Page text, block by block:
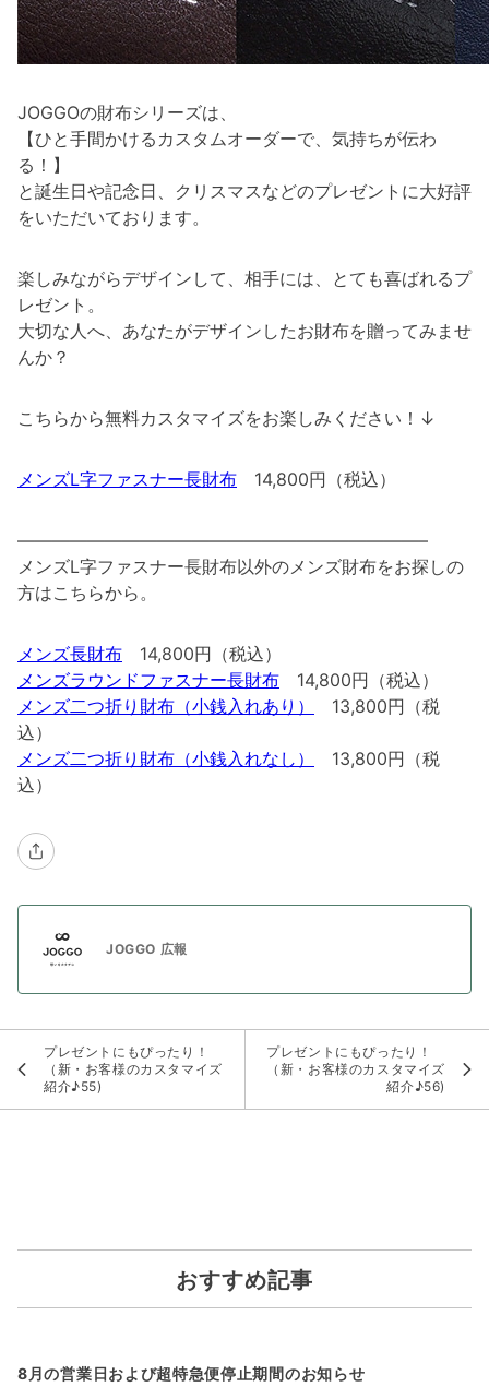
JOGGOの財布シリーズは、
【ひと手間かけるカスタムオーダーで、気持ちが伝わ
る！】
と誕生日や記念日、クリスマスなどのプレゼントに大好評
をいただいております。
楽しみながらデザインして、相手には、とても喜ばれるプ
レゼント。
大切な人へ、あなたがデザインしたお財布を贈ってみませ
んか？
こちらから無料カスタマイズをお楽しみください！↓
メンズL字ファスナー長財布 14,800円（税込）
———————————————————————–
メンズL字ファスナー長財布以外のメンズ財布をお探しの
方はこちらから。
メンズ長財布 14,800円（税込）
メンズラウンドファスナー長財布 14,800円（税込）
メンズ二つ折り財布（小銭入れあり）
13,800円（税
込）
メンズ二つ折り財布（小銭入れなし）
13,800円（税
込）
JOGGO 広報
プレゼントにもぴったり！
（新・お客様のカスタマイズ
紹介♪55)
プレゼントにもぴったり！
（新・お客様のカスタマイズ
紹介♪56)
おすすめ記事
8月の営業日および超特急便停止期間のお知らせ